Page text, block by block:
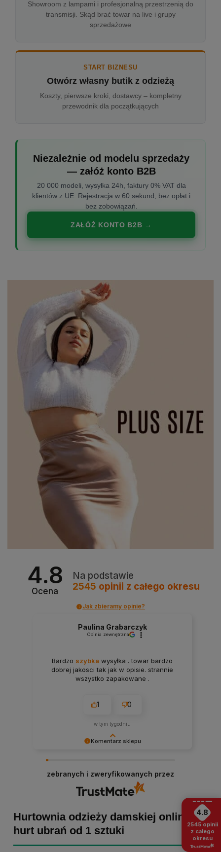
Showroom z lampami i profesjonalną przestrzenią do
transmisji. Skąd brać towar na live i grupy
sprzedażowe
START BIZNESU
Otwórz własny butik z odzieżą
Koszty, pierwsze kroki, dostawcy – kompletny
przewodnik dla początkujących
Niezależnie od modelu sprzedaży
— załóż konto B2B
20 000 modeli, wysyłka 24h, faktury 0% VAT dla
klientów z UE. Rejestracja w 60 sekund, bez opłat i
bez zobowiązań.
ZAŁÓŻ KONTO B2B →
4.8
Ocena
Na podstawie
2545 opinii z całego okresu
Jak zbieramy opinie?
Komentarz sklepu
skrzydeł, dlatego tym bardziej cieszymy się, że
zakup przebiegł pomyślnie. Obiecujemy
utrzymać dobrą passę - zapraszamy ponownie! :)
Paulina Grabarczyk
Opinia zewnętrzna
Bardzo szybka wysyłka . towar bardzo
dobrej jakosci tak jak w opisie. strannie
wszystko zapakowane .
1 0
w tym tygodniu
zebranych i zweryfikowanych przez
Hurtownia odzieży damskiej online -
hurt ubrań od 1 sztuki
4.8
2545 opinii
z całego
okresu